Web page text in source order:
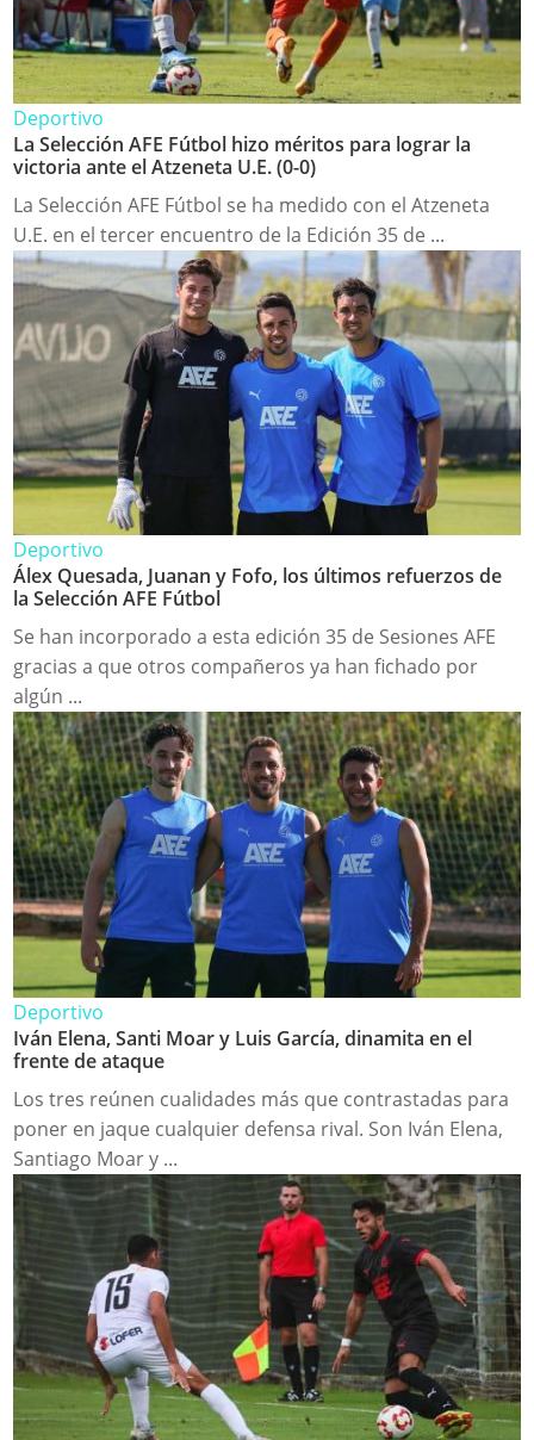
Deportivo
La Selección AFE Fútbol hizo méritos para lograr la
victoria ante el Atzeneta U.E. (0-0)
La Selección AFE Fútbol se ha medido con el Atzeneta
U.E. en el tercer encuentro de la Edición 35 de ...
Deportivo
Álex Quesada, Juanan y Fofo, los últimos refuerzos de
la Selección AFE Fútbol
Se han incorporado a esta edición 35 de Sesiones AFE
gracias a que otros compañeros ya han fichado por
algún ...
Deportivo
Iván Elena, Santi Moar y Luis García, dinamita en el
frente de ataque
Los tres reúnen cualidades más que contrastadas para
poner en jaque cualquier defensa rival. Son Iván Elena,
Santiago Moar y ...